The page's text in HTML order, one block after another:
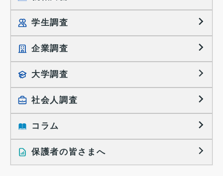
学生調査
就職プロセス調査
就職活動TOPICS
大学生の実態調査
働きたい組織の特徴
大学生の地域間移動レポート
就職活動に関するレポート
企業調査
採用に関する調査
採用活動に関するレポート
大学調査
社会人調査
就職活動と入社後の就業
就業レディネス研究
コラム
インタビュー記事
保護者の皆さまへ